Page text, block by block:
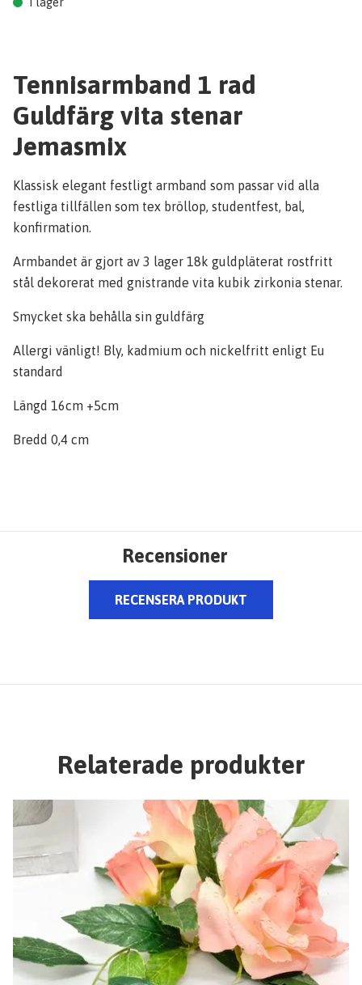
Tennisarmband 1 rad
Guldfärg vita stenar
Jemasmix
Klassisk elegant festligt armband som passar vid alla
festliga tillfällen som tex bröllop, studentfest, bal,
konfirmation.
Armbandet är gjort av 3 lager 18k guldpläterat rostfritt
stål dekorerat med gnistrande vita kubik zirkonia stenar.
Smycket ska behålla sin guldfärg
Allergi vänligt! Bly, kadmium och nickelfritt enligt Eu
standard
Längd 16cm +5cm
Bredd 0,4 cm
Recensioner
RECENSERA PRODUKT
Relaterade produkter